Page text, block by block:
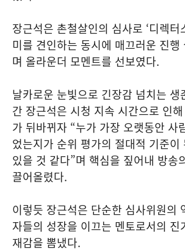
장근석은 촌철살인의 심사로 ‘디렉터
미를 견인하는 동시에 매끄러운 진행
며 올라운더 모멘트를 선보였다.
날카로운 눈빛으로 긴장감 넘치는 생
간 장근석은 시청 지속 시간으로 인
가 뒤바뀌자 “누가 가장 오랫동안 사
었는지가 순위 평가의 절대적 기준이
있을 것 같다”며 핵심을 짚어내 방송
끌어올렸다.
이렇듯 장근석은 단순한 심사위원의
자들의 성장을 이끄는 멘토로서의 진
재감을 뽐냈다.